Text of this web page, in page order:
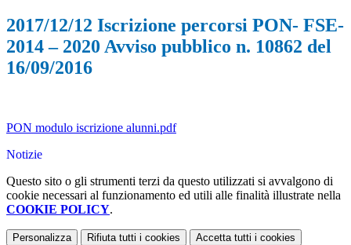
2017/12/12 Iscrizione percorsi PON- FSE-
2014 – 2020 Avviso pubblico n. 10862 del
16/09/2016
PON modulo iscrizione alunni.pdf
Notizie
Questo sito o gli strumenti terzi da questo utilizzati si avvalgono di
cookie necessari al funzionamento ed utili alle finalità illustrate nella
COOKIE POLICY.
Personalizza Rifiuta tutti i cookies Accetta tutti i cookies